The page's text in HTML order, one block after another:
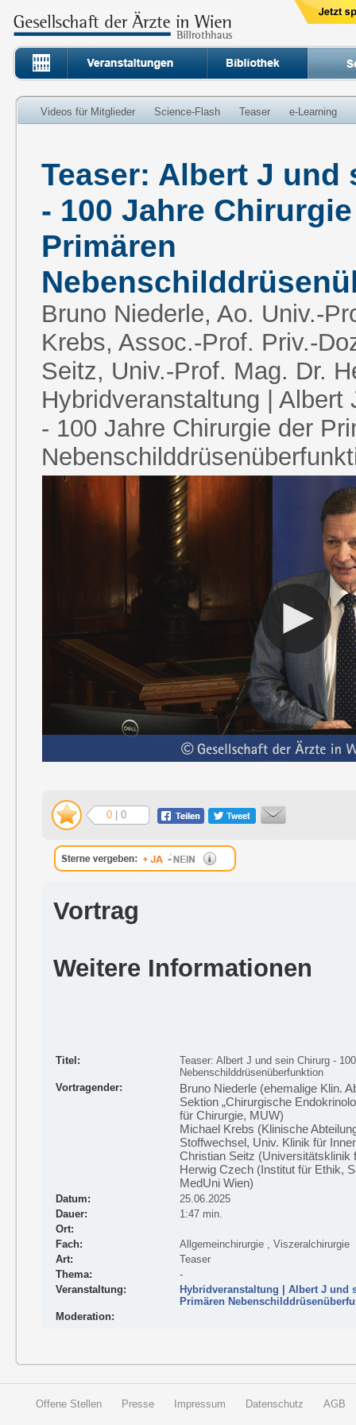
Videos für Mitglieder Science-Flash Teaser e-Learning
Teaser: Albert J und
- 100 Jahre
Primären
Bruno Niederle, Ao. Univ.-
Krebs, Assoc.-Prof. Priv.-
Seitz, Univ.-Prof. Mag. Dr.
Hybridveranstaltung | Albert
- 100 Jahre Chirurgie der
0 | 0
Vortrag
Weitere Informationen
Titel:
Teaser: Albert J und sein Chirurg -
Nebenschilddrüsenüberfunktion
Vortragender:
Bruno Niederle (ehemalige Klin.
Sektion „Chirurgische
für Chirurgie, MUW)
Michael Krebs (Klinische
Stoffwechsel, Univ. Klinik für
Christian Seitz (Universitätsklinik
Herwig Czech (Institut für Ethik,
MedUni Wien)
Datum:
25.06.2025
Dauer:
1:47 min.
Ort:
Fach:
Allgemeinchirurgie , Viszeralchirurgie
Art:
Teaser
Thema:
-
Veranstaltung:
Hybridveranstaltung | Albert J und
Primären
Moderation:
Offene Stellen Presse Impressum Datenschutz AGB